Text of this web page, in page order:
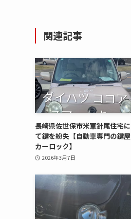
関連記事
長崎県佐世保市米軍針尾住宅に
て鍵を紛失【自動車専門の鍵屋
カーロック】
2026年3月7日